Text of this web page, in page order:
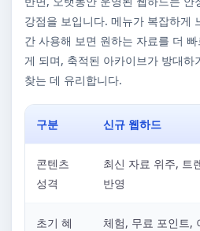
강점을 보입니다. 메뉴가 복잡하게
간 사용해 보면 원하는 자료를 더
게 되며, 축적된 아카이브가 방대하
찾는 데 유리합니다.
구분 신규 웹하드
콘텐츠
성격
최신 자료 위주, 트
반영
초기 혜
체험, 무료 포인트,